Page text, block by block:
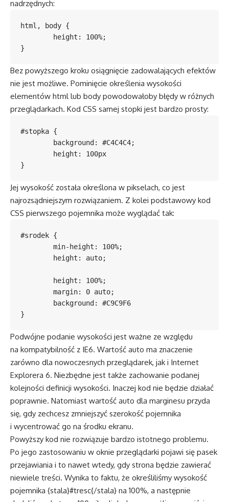
nadrzędnych:
html, body {
}
Bez powyższego kroku osiągnięcie zadowalających efektów
nie jest możliwe. Pominięcie określenia wysokości
elementów html lub body powodowałoby błędy w różnych
przeglądarkach. Kod CSS samej stopki jest bardzo prosty:
#stopka {
}
Jej wysokość została określona w pikselach, co jest
najrozsądniejszym rozwiązaniem. Z kolei podstawowy kod
CSS pierwszego pojemnika może wyglądać tak:
#srodek {
}
Podwójne podanie wysokości jest ważne ze względu
na kompatybilność z IE6. Wartość auto ma znaczenie
zarówno dla nowoczesnych przeglądarek, jak i Internet
Explorera 6. Niezbędne jest także zachowanie podanej
kolejności definicji wysokości. Inaczej kod nie będzie działać
poprawnie. Natomiast wartość auto dla marginesu przyda
się, gdy zechcesz zmniejszyć szerokość pojemnika
i wycentrować go na środku ekranu.
Powyższy kod nie rozwiązuje bardzo istotnego problemu.
Po jego zastosowaniu w oknie przeglądarki pojawi się pasek
przejawiania i to nawet wtedy, gdy strona będzie zawierać
niewiele treści. Wynika to faktu, że określiliśmy wysokość
pojemnika {stala}#tresc{/stala} na 100%, a następnie